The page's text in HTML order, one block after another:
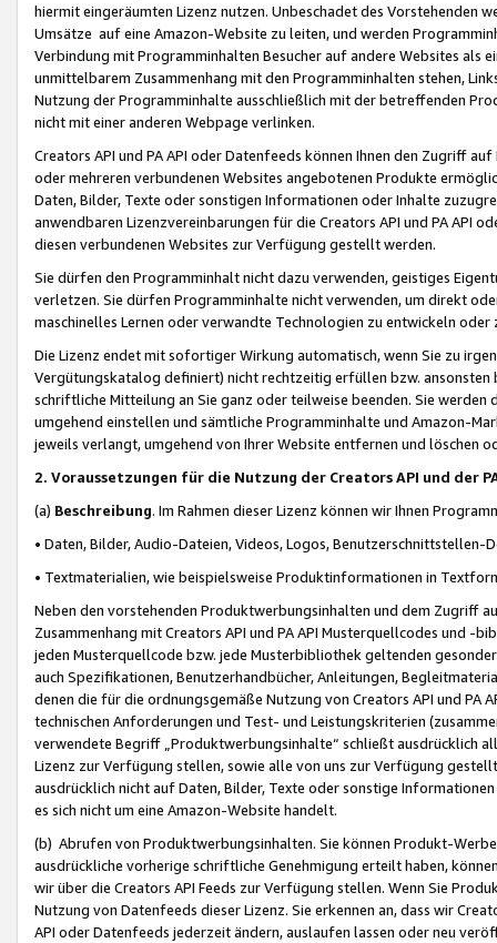
hiermit eingeräumten Lizenz nutzen. Unbeschadet des Vorstehenden
Umsätze auf eine Amazon-Website zu leiten, und werden
Verbindung mit Programminhalten Besucher auf andere Websites als
unmittelbarem Zusammenhang mit den Programminhalten stehen,
Nutzung der Programminhalte ausschließlich mit der betreffenden
nicht mit einer anderen Webpage verlinken.
Creators API und PA API oder Datenfeeds können Ihnen den Zugriff
oder mehreren verbundenen Websites angebotenen Produkte
Daten, Bilder, Texte oder sonstigen Informationen oder Inhalte
anwendbaren Lizenzvereinbarungen für die Creators API und PA API
diesen verbundenen Websites zur Verfügung gestellt werden.
Sie dürfen den Programminhalt nicht dazu verwenden, geistiges
verletzen. Sie dürfen Programminhalte nicht verwenden, um direkt
maschinelles Lernen oder verwandte Technologien zu entwickeln
Die Lizenz endet mit sofortiger Wirkung automatisch, wenn Sie zu
Vergütungskatalog definiert) nicht rechtzeitig erfüllen bzw. ansonsten
schriftliche Mitteilung an Sie ganz oder teilweise beenden. Sie werden
umgehend einstellen und sämtliche Programminhalte und Amazon-
jeweils verlangt, umgehend von Ihrer Website entfernen und löschen
2. Voraussetzungen für die Nutzung der Creators API und der
(a) Beschreibung. Im Rahmen dieser Lizenz können wir Ihnen
• Daten, Bilder, Audio-Dateien, Videos, Logos, Benutzerschnittstellen-
• Textmaterialien, wie beispielsweise Produktinformationen in
Neben den vorstehenden Produktwerbungsinhalten und dem Zugriff
Zusammenhang mit Creators API und PA API Musterquellcodes und
jeden Musterquellcode bzw. jede Musterbibliothek geltenden
auch Spezifikationen, Benutzerhandbücher, Anleitungen,
denen die für die ordnungsgemäße Nutzung von Creators API und PA
technischen Anforderungen und Test- und Leistungskriterien
verwendete Begriff „Produktwerbungsinhalte“ schließt ausdrücklich
Lizenz zur Verfügung stellen, sowie alle von uns zur Verfügung
ausdrücklich nicht auf Daten, Bilder, Texte oder sonstige
es sich nicht um eine Amazon-Website handelt.
(b) Abrufen von Produktwerbungsinhalten. Sie können Produkt-
ausdrückliche vorherige schriftliche Genehmigung erteilt haben,
wir über die Creators API Feeds zur Verfügung stellen. Wenn Sie
Nutzung von Datenfeeds dieser Lizenz. Sie erkennen an, dass wir
API oder Datenfeeds jederzeit ändern, auslaufen lassen oder neu